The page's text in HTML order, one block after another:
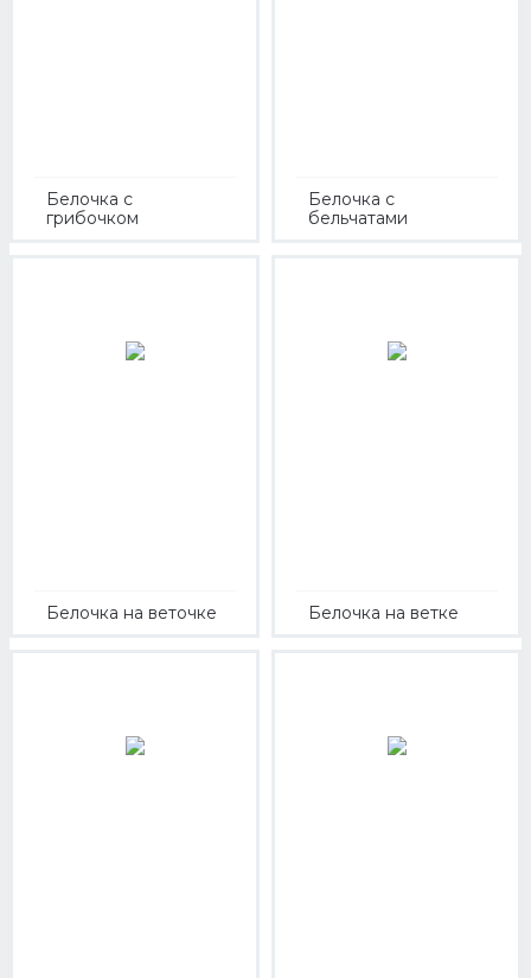
Белочка с
грибочком
Белочка с
бельчатами
Белочка на веточке Белочка на ветке